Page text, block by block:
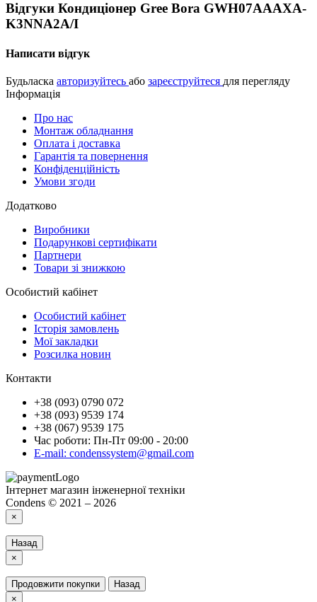
Відгуки Кондиціонер Gree Bora GWH07AAAXA-
K3NNA2A/I
Написати відгук
Будьласка авторизуйтесь або зареєструйтеся для перегляду
Інформація
Про нас
Монтаж обладнання
Оплата і доставка
Гарантія та повернення
Конфіденційність
Умови згоди
Додатково
Виробники
Подарункові сертифікати
Партнери
Товари зі знижкою
Особистий кабінет
Особистий кабінет
Історія замовлень
Мої закладки
Розсилка новин
Контакти
+38 (093) 0790 072
+38 (093) 9539 174
+38 (067) 9539 175
Час роботи: Пн-Пт 09:00 - 20:00
E-mail: condenssystem@gmail.com
Інтернет магазин інженерної техніки
Condens © 2021 – 2026
×
Назад
×
Продовжити покупки
Назад
×